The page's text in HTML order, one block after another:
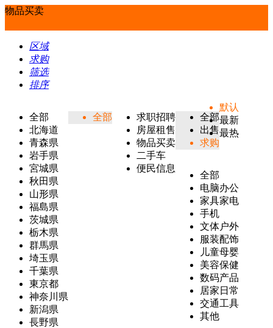
物品买卖
区域
求购
筛选
排序
全部
北海道
青森県
岩手県
宮城県
秋田県
山形県
福島県
茨城県
栃木県
群馬県
埼玉県
千葉県
東京都
神奈川県
新潟県
長野県
全部
求职招聘
房屋租售
物品买卖
二手车
便民信息
全部
出售
求购
全部
电脑办公
家具家电
手机
文体户外
服装配饰
儿童母婴
美容保健
数码产品
居家日常
交通工具
其他
默认
最新
最热